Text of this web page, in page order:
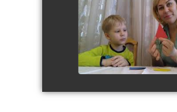
watch video